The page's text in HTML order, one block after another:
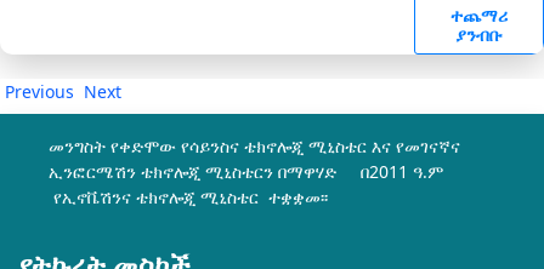
ተጨማሪ
ያንብቡ
Previous Next
መንግስት የቀድሞው የሳይንስና ቴክኖሎጂ ሚኒስቴር እና የመገናኛና
ኢንፎርሜሽን ቴክኖሎጂ ሚኒስቴርን በማዋሃድ በ2011 ዓ.ም
የኢኖቬሽንና ቴክኖሎጂ ሚኒስቴር ተቋቋመ፡፡